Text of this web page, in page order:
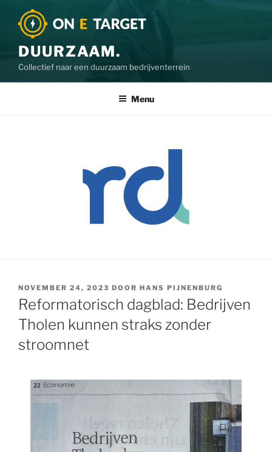
DUURZAAM.
Collectief naar een duurzaam bedrijventerrein
Menu
NOVEMBER 24, 2023 DOOR HANS PIJNENBURG
Reformatorisch dagblad: Bedrijven
Tholen kunnen straks zonder
stroomnet